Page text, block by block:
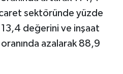
sektöründe yüzde
değerini ve inşaat
azalarak 88,9